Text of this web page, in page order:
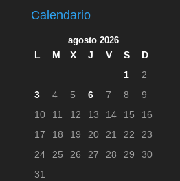
Calendario
agosto 2026
L M X J V S
D
1
2
3
4 5 6 7 8
9
10
11 12 13 14 15
16
17
18 19 20 21 22
23
24
25 26 27 28 29
30
31